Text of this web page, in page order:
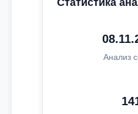
Статистика
Анализ